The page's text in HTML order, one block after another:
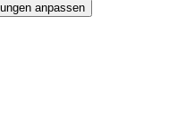
anpassen